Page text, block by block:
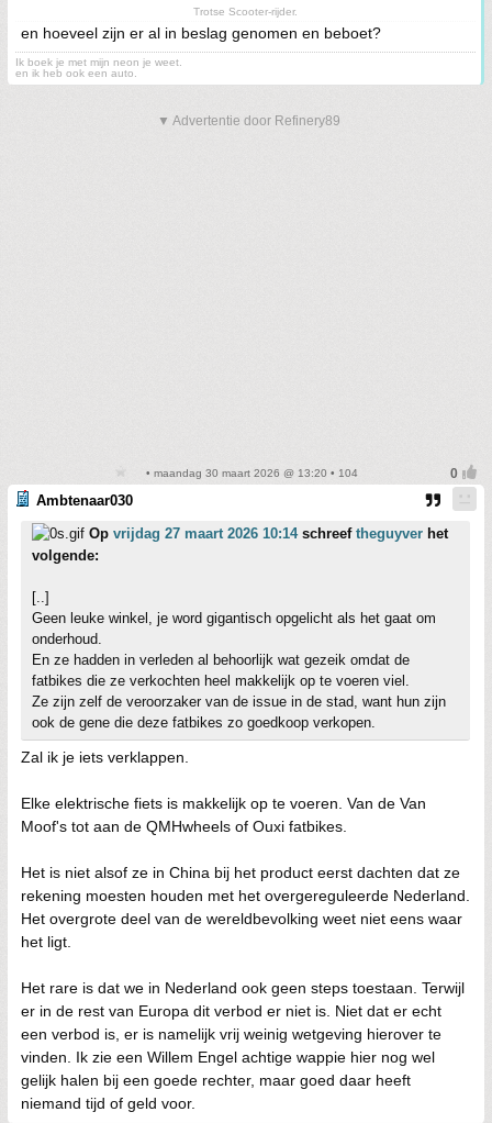
Trotse Scooter-rijder.
en hoeveel zijn er al in beslag genomen en beboet?
Ik boek je met mijn neon je weet.
en ik heb ook een auto.
▼ Advertentie door Refinery89
• maandag 30 maart 2026 @ 13:20 • 104
Ambtenaar030
Op vrijdag 27 maart 2026 10:14schreef theguyver het
volgende:
[..]
Geen leuke winkel, je word gigantisch opgelicht als het gaat om
onderhoud.
En ze hadden in verleden al behoorlijk wat gezeik omdat de
fatbikes die ze verkochten heel makkelijk op te voeren viel.
Ze zijn zelf de veroorzaker van de issue in de stad, want hun zijn
ook de gene die deze fatbikes zo goedkoop verkopen.
Zal ik je iets verklappen.
Elke elektrische fiets is makkelijk op te voeren. Van de Van
Moof's tot aan de QMHwheels of Ouxi fatbikes.
Het is niet alsof ze in China bij het product eerst dachten dat ze
rekening moesten houden met het overgereguleerde Nederland.
Het overgrote deel van de wereldbevolking weet niet eens waar
het ligt.
Het rare is dat we in Nederland ook geen steps toestaan. Terwijl
er in de rest van Europa dit verbod er niet is. Niet dat er echt
een verbod is, er is namelijk vrij weinig wetgeving hierover te
vinden. Ik zie een Willem Engel achtige wappie hier nog wel
gelijk halen bij een goede rechter, maar goed daar heeft
niemand tijd of geld voor.